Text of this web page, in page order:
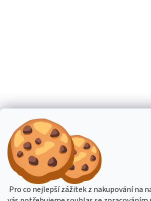
Pro co nejlepší zážitek z nakupování na